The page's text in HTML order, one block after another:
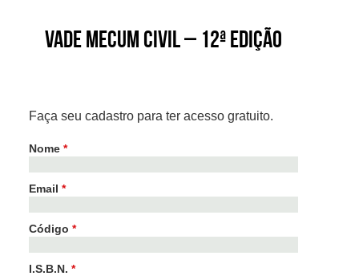
Vade Mecum Civil – 12ª edição
Faça seu cadastro para ter acesso gratuito.
Nome *
Email *
Código *
I.S.B.N. *